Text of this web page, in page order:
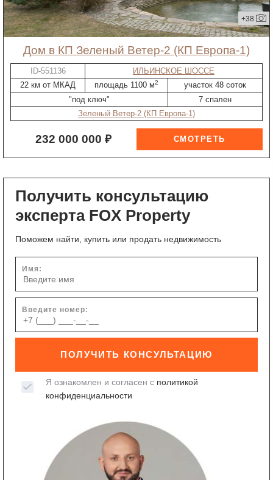
+38
дом в КП Зеленый Ветер-2 (КП Европа-1)
ID-551136
ИЛЬИНСКОЕ ШОССЕ
22 км от МКАД
площадь 1100 м2
участок 48 соток
"под ключ"
7 спален
Зеленый Ветер-2 (КП Европа-1)
232 000 000 ₽
Получить консультацию
эксперта FOX Property
Поможем найти, купить или продать недвижимость
Имя:
Введите номер:
ПОЛУЧИТЬ КОНСУЛЬТАЦИЮ
Я ознакомлен и согласен с политикой
конфиденциальности